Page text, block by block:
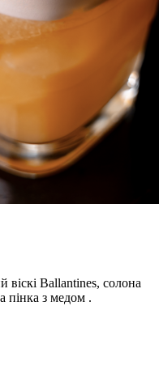
Ballantines, cолона
пінка з медом .